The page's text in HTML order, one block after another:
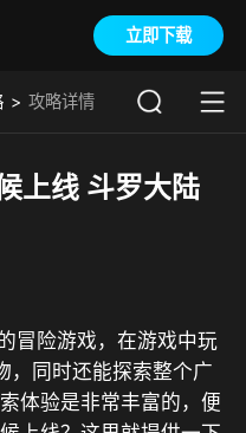
立即下载
攻略详情
上线 斗罗大陆
冒险游戏，在游戏中玩
，同时还能探索整个广
体验是非常丰富的，便